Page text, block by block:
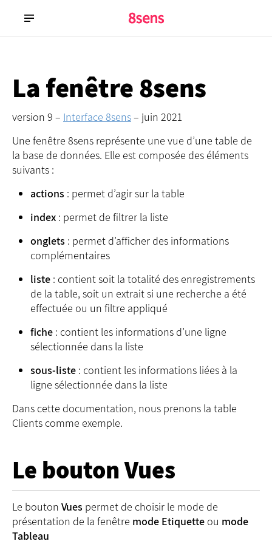
La fenêtre 8sens
version 9 – Interface 8sens– juin 2021
Une fenêtre 8sens représente une vue d’une table de
la base de données. Elle est composée des éléments
suivants :
actions : permet d’agir sur la table
index : permet de filtrer la liste
onglets : permet d’afficher des informations
complémentaires
liste : contient soit la totalité des enregistrements
de la table, soit un extrait si une recherche a été
effectuée ou un filtre appliqué
fiche : contient les informations d’une ligne
sélectionnée dans la liste
sous-liste : contient les informations liées à la
ligne sélectionnée dans la liste
Dans cette documentation, nous prenons la table
Clients comme exemple.
Le bouton Vues
Le bouton Vues permet de choisir le mode de
présentation de la fenêtre mode Etiquette ou mode
Tableau